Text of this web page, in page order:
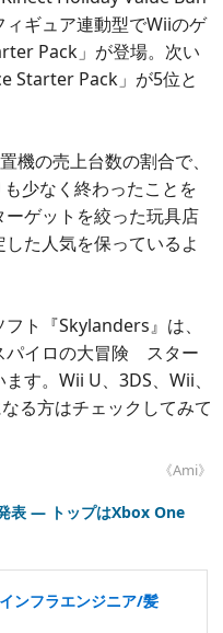
ギュア連動型でWiiのゲ
Pack」が登場。次い
Starter Pack」が5位と
の売上台数の割合で、
少なく終わったことを
ゲットを絞った玩具店
た人気を保っているよ
ト『Skylanders』は、
パイロの大冒険 スター
す。Wii U、3DS、Wii、
る方はチェックしてみて
《Ami》
表 ― トップはXbox One
ンフラエンジニア/髪